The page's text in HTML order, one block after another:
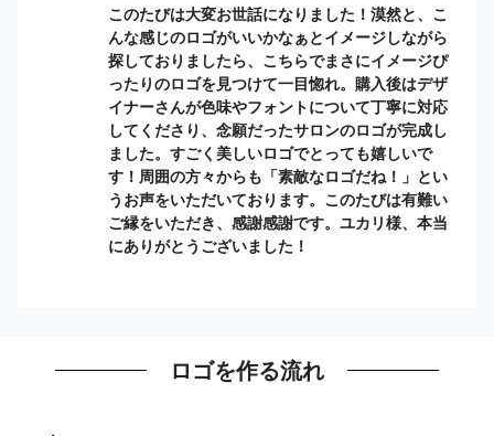
このたびは大変お世話になりました！漠然と、こ
んな感じのロゴがいいかなぁとイメージしながら
探しておりましたら、こちらでまさにイメージぴ
ったりのロゴを見つけて一目惚れ。購入後はデザ
イナーさんが色味やフォントについて丁寧に対応
してくださり、念願だったサロンのロゴが完成し
ました。すごく美しいロゴでとっても嬉しいで
す！周囲の方々からも「素敵なロゴだね！」とい
うお声をいただいております。このたびは有難い
ご縁をいただき、感謝感謝です。ユカリ様、本当
にありがとうございました！
ロゴを作る流れ